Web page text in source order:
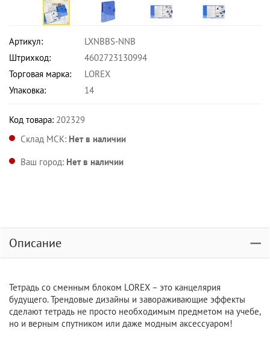
Артикул:
LXNBBS-NNB
Штрихкод:
4602723130994
Торговая марка:
LOREX
Упаковка:
14
Код товара: 202329
Склад МСК: Нет в наличии
Ваш город: Нет в наличии
Описание
Тетрадь со сменным блоком LOREX – это канцелярия
будущего. Трендовые дизайны и завораживающие эффекты
сделают тетрадь не просто необходимым предметом на учебе,
но и верным спутником или даже модным аксессуаром!